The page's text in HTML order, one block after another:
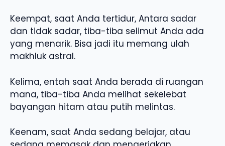
Keempat, saat Anda tertidur, Antara sadar
dan tidak sadar, tiba-tiba selimut Anda ada
yang menarik. Bisa jadi itu memang ulah
makhluk astral.
Kelima, entah saat Anda berada di ruangan
mana, tiba-tiba Anda melihat sekelebat
bayangan hitam atau putih melintas.
Keenam, saat Anda sedang belajar, atau